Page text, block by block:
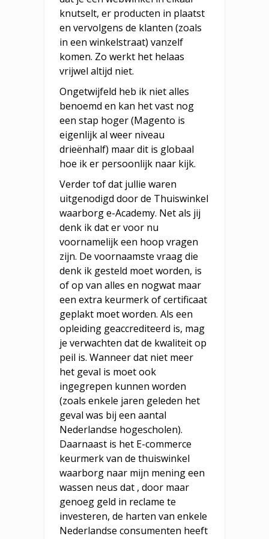
knutselt, er producten in plaatst
en vervolgens de klanten (zoals
in een winkelstraat) vanzelf
komen. Zo werkt het helaas
vrijwel altijd niet.
Ongetwijfeld heb ik niet alles
benoemd en kan het vast nog
een stap hoger (Magento is
eigenlijk al weer niveau
drieënhalf) maar dit is globaal
hoe ik er persoonlijk naar kijk.
Verder tof dat jullie waren
uitgenodigd door de Thuiswinkel
waarborg e-Academy. Net als jij
denk ik dat er voor nu
voornamelijk een hoop vragen
zijn. De voornaamste vraag die
denk ik gesteld moet worden, is
of op van alles en nogwat maar
een extra keurmerk of certificaat
geplakt moet worden. Als een
opleiding geaccrediteerd is, mag
je verwachten dat de kwaliteit op
peil is. Wanneer dat niet meer
het geval is moet ook
ingegrepen kunnen worden
(zoals enkele jaren geleden het
geval was bij een aantal
Nederlandse hogescholen).
Daarnaast is het E-commerce
keurmerk van de thuiswinkel
waarborg naar mijn mening een
wassen neus dat , door maar
genoeg geld in reclame te
investeren, de harten van enkele
Nederlandse consumenten heeft